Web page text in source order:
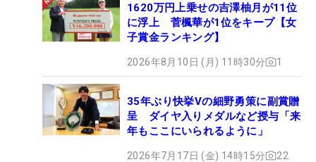
1620万円上乗せの吉澤柚月が11位
に浮上 菅楓華が1位をキープ【女
子賞金ランキング】
2026年8月10日 (月) 11時30分 1
35年ぶり快挙Vの細野勇策に副賞贈
呈 ダイヤ入りメダルなど授与「来
年もここにいられるように」
2026年7月17日 (金) 14時15分 22